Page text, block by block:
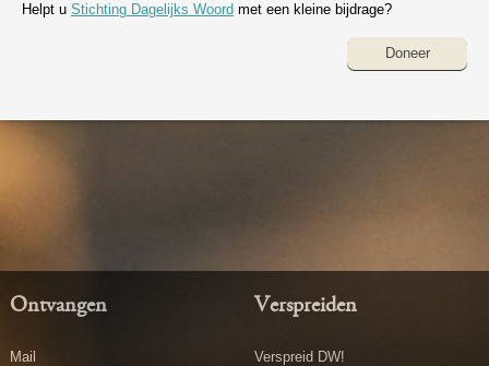
Helpt u Stichting Dagelijks Woord met een kleine bijdrage?
Doneer
Ontvangen
Mail
Verspreiden
Verspreid DW!